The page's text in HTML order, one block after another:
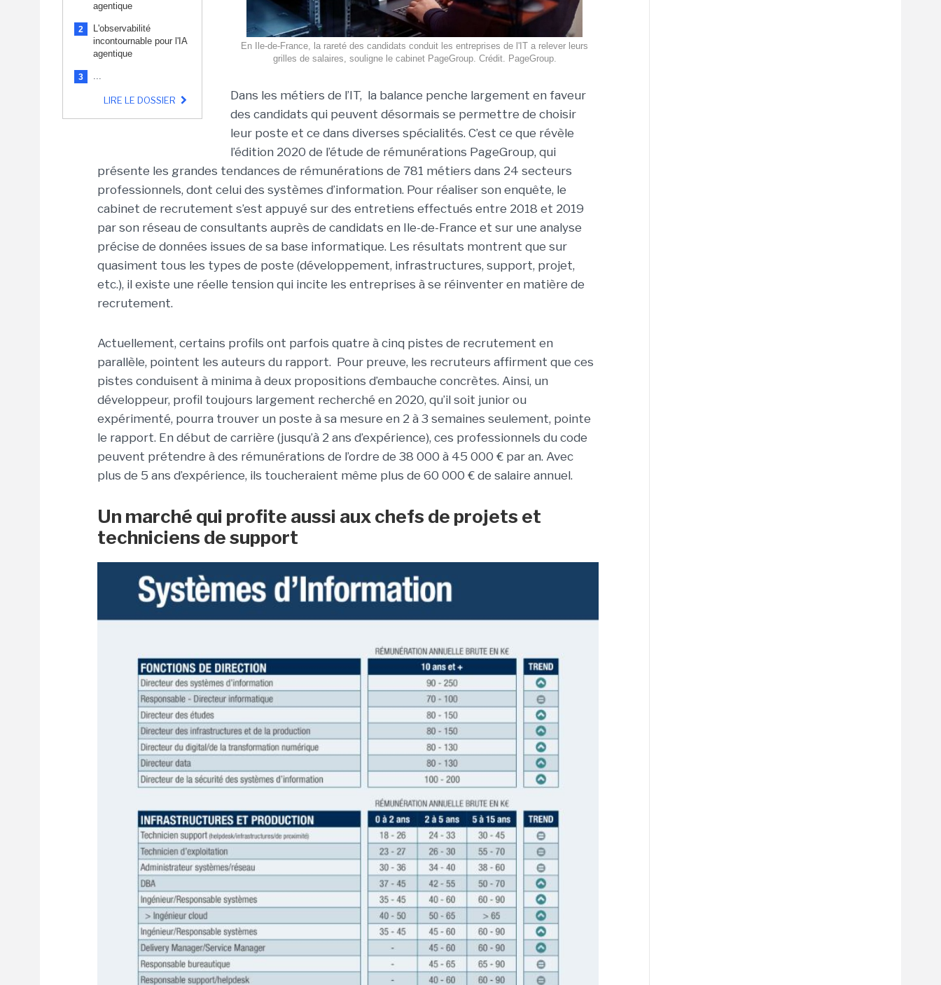
agentique
2
L'observabilité
incontournable pour l'IA
agentique
3 ...
LIRE LE DOSSIER
En Ile-de-France, la rareté des candidats conduit les entreprises de l'IT a relever leurs
grilles de salaires, souligne le cabinet PageGroup. Crédit. PageGroup.
Dans les métiers de l’IT, la balance penche largement en faveur
des candidats qui peuvent désormais se permettre de choisir
leur poste et ce dans diverses spécialités. C’est ce que révèle
l’édition 2020 de l’étude de rémunérations PageGroup, qui
présente les grandes tendances de rémunérations de 781 métiers dans 24 secteurs
professionnels, dont celui des systèmes d’information. Pour réaliser son enquête, le
cabinet de recrutement s’est appuyé sur des entretiens effectués entre 2018 et 2019
par son réseau de consultants auprès de candidats en Ile-de-France et sur une analyse
précise de données issues de sa base informatique. Les résultats montrent que sur
quasiment tous les types de poste (développement, infrastructures, support, projet,
etc.), il existe une réelle tension qui incite les entreprises à se réinventer en matière de
recrutement.
Actuellement, certains profils ont parfois quatre à cinq pistes de recrutement en
parallèle, pointent les auteurs du rapport. Pour preuve, les recruteurs affirment que ces
pistes conduisent à minima à deux propositions d’embauche concrètes. Ainsi, un
développeur, profil toujours largement recherché en 2020, qu’il soit junior ou
expérimenté, pourra trouver un poste à sa mesure en 2 à 3 semaines seulement, pointe
le rapport. En début de carrière (jusqu’à 2 ans d’expérience), ces professionnels du code
peuvent prétendre à des rémunérations de l’ordre de 38 000 à 45 000 € par an. Avec
plus de 5 ans d’expérience, ils toucheraient même plus de 60 000 € de salaire annuel.
Un marché qui profite aussi aux chefs de projets et
techniciens de support